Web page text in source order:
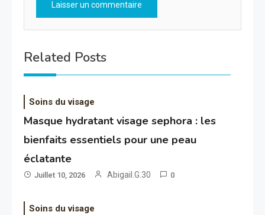
Related Posts
Soins du visage
Masque hydratant visage sephora : les
bienfaits essentiels pour une peau
éclatante
Juillet 10, 2026 Abigail.G.30 0
Soins du visage